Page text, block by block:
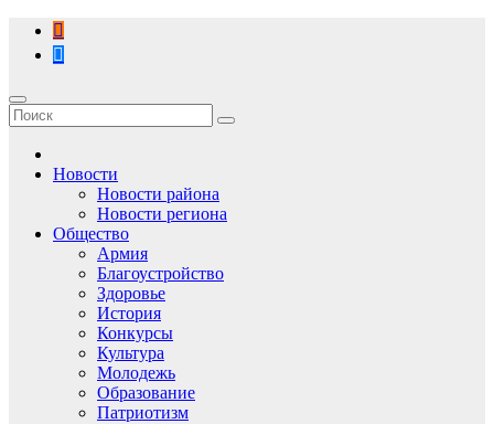
Перейти
содержимому
Новости
Новости района
Новости региона
Общество
Армия
Благоустройство
Здоровье
История
Конкурсы
Культура
Молодежь
Образование
Патриотизм